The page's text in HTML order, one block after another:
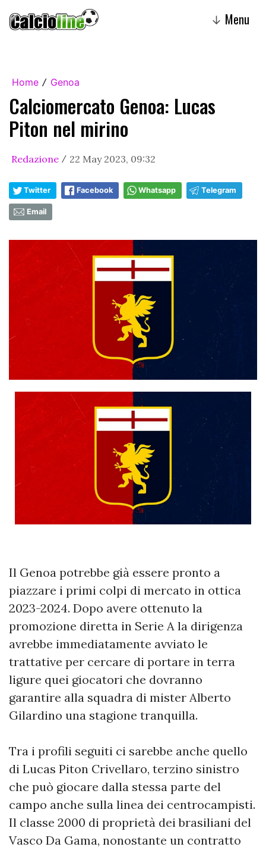
↓ Menu
Home / Genoa
Calciomercato Genoa: Lucas
Piton nel mirino
Redazione / 22 May 2023, 09:32
Twitter Facebook Whatsapp Telegram
Email
Il Genoa potrebbe già essere pronto a
piazzare i primi colpi di mercato in ottica
2023-2024. Dopo avere ottenuto la
promozione diretta in Serie A la dirigenza
avrebbe immediatamente avviato le
trattative per cercare di portare in terra
ligure quei giocatori che dovranno
garantire alla squadra di mister Alberto
Gilardino una stagione tranquilla.
Tra i profili seguiti ci sarebbe anche quello
di Lucas Piton Crivellaro, terzino sinistro
che può giocare dalla stessa parte del
campo anche sulla linea dei centrocampisti.
Il classe 2000 di proprietà dei brasiliani del
Vasco Da Gama, nonostante un contratto